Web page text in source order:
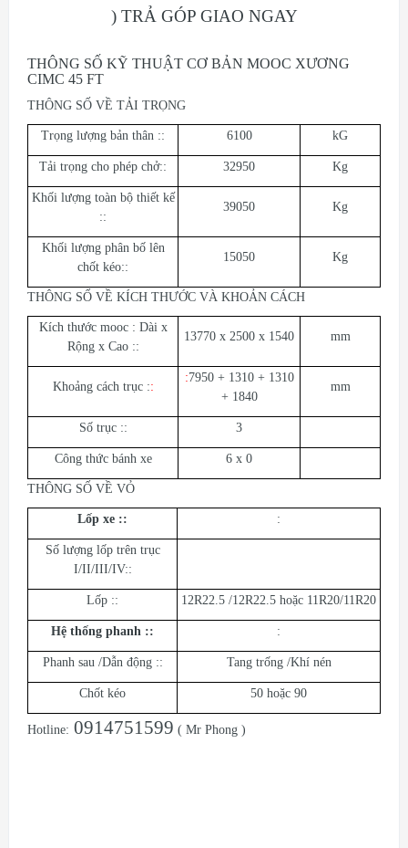
) TRẢ GÓP GIAO NGAY
THÔNG SỐ KỸ THUẬT CƠ BẢN MOOC XƯƠNG
CIMC 45 FT
THÔNG SỐ VỀ TẢI TRỌNG
Trọng lượng bản thân :: 6100 kG
Tải trọng cho phép chở:: 32950 Kg
Khối lượng toàn bộ thiết kế
::
39050 Kg
Khối lượng phân bố lên
chốt kéo::
15050 Kg
THÔNG SỐ VỀ KÍCH THƯỚC VÀ KHOẢN CÁCH
Kích thước mooc : Dài x
Rộng x Cao ::
13770 x 2500 x 1540 mm
Khoảng cách trục ::
:7950 + 1310 + 1310
+ 1840
mm
Số trục :: 3
Công thức bánh xe 6 x 0
THÔNG SỐ VỀ VỎ
Lốp xe :: :
Số lượng lốp trên trục
I/II/III/IV::
Lốp :: 12R22.5 /12R22.5 hoặc 11R20/11R20
Hệ thống phanh :: :
Phanh sau /Dẫn động :: Tang trống /Khí nén
Chốt kéo 50 hoặc 90
Hotline: 0914751599 ( Mr Phong )